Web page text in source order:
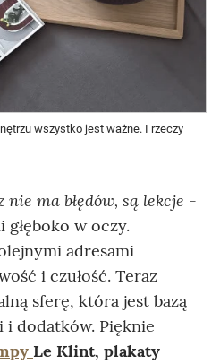
wszystko jest ważne. I rzeczy
ma błędów, są lekcje -
głęboko w oczy.
adresami
i czułość. Teraz
sferę, która jest bazą
dodatków. Pięknie
Le Klint, plakaty